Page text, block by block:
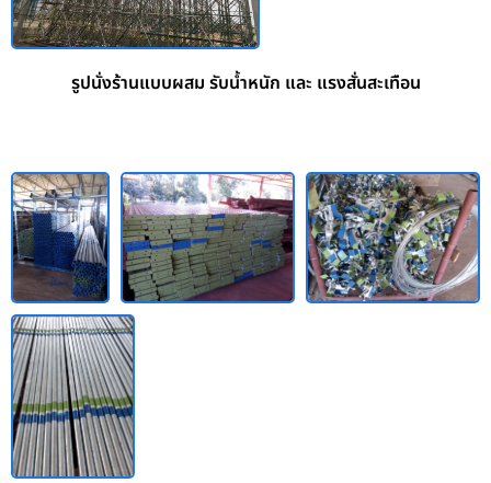
รูปนั่งร้านแบบผสม รับน้ำหนัก และ แรงสั่นสะเทือน